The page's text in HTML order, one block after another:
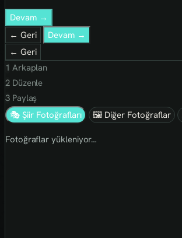
Devam →
← Geri
Devam →
← Geri
1 Arkaplan
2Düzenle
3Paylaş
🎭 Şiir Fotoğrafları
🖼 Diğer Fotoğraflar
Fotoğraflar yükleniyor…